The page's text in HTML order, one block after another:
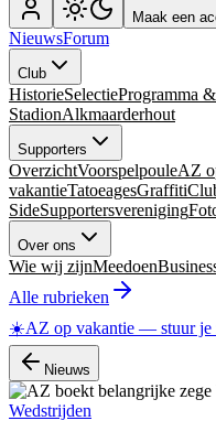
Maak een
NieuwsForum
Club
HistorieSelectieProgramma
StadionAlkmaarderhout
Supporters
OverzichtVoorspelpouleAZ
vakantieTatoeagesGraffiti
SideSupportersvereniging
Over ons
Wie wij zijnMeedoen
Alle rubrieken
☀️AZ op vakantie — stuur
Nieuws
Wedstrijden